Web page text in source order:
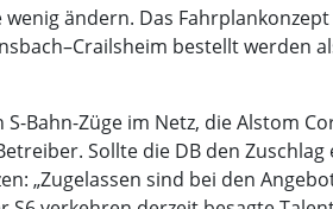
ändern. Das
bestellt werden
Bahn-Züge im Netz, die Alstom
Sollte die DB den
„Zugelassen sind bei den